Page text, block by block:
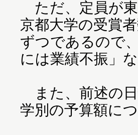
ただ、定員が
京都大学の受賞
ずつであるので
には業績不振」
また、前述の
学別の予算額に